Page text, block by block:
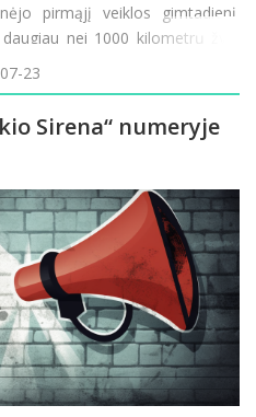
pirmąjį veiklos gimtadienį.
nei 1000 kilometrų žygį
Rokiškio ligoninės
23
Sirena“ numeryje